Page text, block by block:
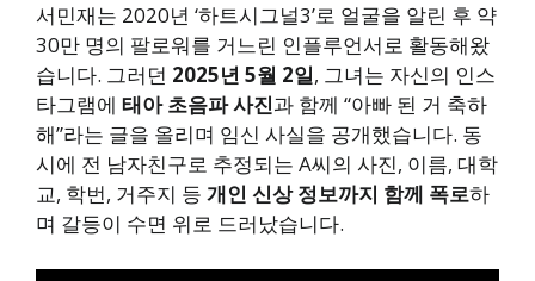
서민재는 2020년 ‘하트시그널3’로 얼굴을 알린 후 약
30만 명의 팔로워를 거느린 인플루언서로 활동해왔
습니다. 그러던 2025년 5월 2일, 그녀는 자신의 인스
타그램에 태아 초음파 사진과 함께 “아빠 된 거 축하
해”라는 글을 올리며 임신 사실을 공개했습니다. 동
시에 전 남자친구로 추정되는 A씨의 사진, 이름, 대학
교, 학번, 거주지 등 개인 신상 정보까지 함께 폭로하
며 갈등이 수면 위로 드러났습니다.